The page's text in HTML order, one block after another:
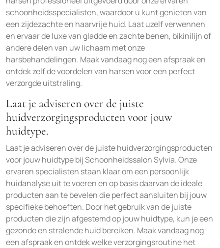
schoonheidsspecialisten, waardoor u kunt genieten van
een zijdezachte en haarvrije huid. Laat uzelf verwennen
en ervaar de luxe van gladde en zachte benen, bikinilijn of
andere delen van uw lichaam met onze
harsbehandelingen. Maak vandaag nog een afspraak en
ontdek zelf de voordelen van harsen voor een perfect
verzorgde uitstraling.
Laat je adviseren over de juiste
huidverzorgingsproducten voor jouw
huidtype.
Laat je adviseren over de juiste huidverzorgingsproducten
voor jouw huidtype bij Schoonheidssalon Sylvia. Onze
ervaren specialisten staan klaar om een persoonlijk
huidanalyse uit te voeren en op basis daarvan de ideale
producten aan te bevelen die perfect aansluiten bij jouw
specifieke behoeften. Door het gebruik van de juiste
producten die zijn afgestemd op jouw huidtype, kun je een
gezonde en stralende huid bereiken. Maak vandaag nog
een afspraak en ontdek welke verzorgingsroutine het